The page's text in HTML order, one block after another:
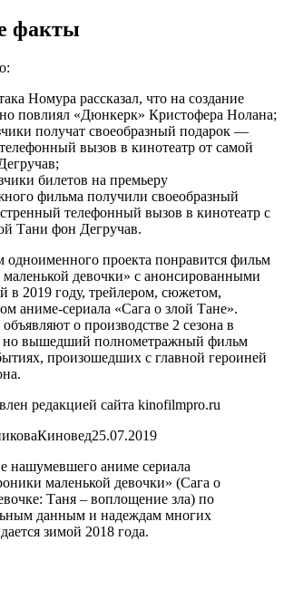
факты
Номура рассказал, что на создание
повлиял «Дюнкерк» Кристофера Нолана;
получат своеобразный подарок —
вызов в кинотеатр от самой
билетов на премьеру
фильма получили своеобразный
телефонный вызов в кинотеатр с
Тани фон Дегручав.
проекта понравится фильм
девочки» с анонсированными
в 2019 году, трейлером, сюжетом,
аниме-сериала «Сага о злой Тане».
о производстве 2 сезона в
но вышедший полнометражный фильм
произошедших с главной героиней
редакцией сайта kinofilmpro.ru
нашумевшего аниме сериала
маленькой девочки» (Сага о
Таня – воплощение зла) по
данным и надеждам многих
зимой 2018 года.